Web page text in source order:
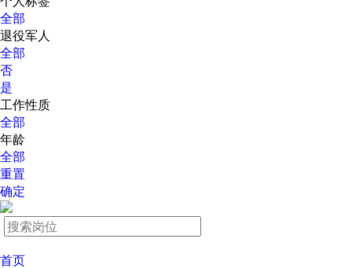
全部
退役军人
全部
否
是
工作性质
全部
年龄
全部
重置
确定
首页